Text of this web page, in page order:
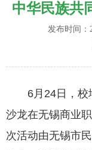
中华民族共
发布时间：
6月24日，校
沙龙在无锡商业
次活动由无锡市